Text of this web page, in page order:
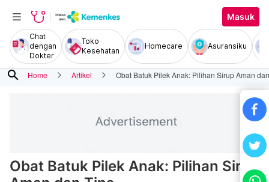
Masuk
Chat
dengan
Dokter
Toko
Kesehatan
Homecare Asuransiku
search Home Artikel Obat Batuk Pilek Anak: Pilihan Sirup Aman
Obat Batuk Pilek Anak: Pilihan Sirup